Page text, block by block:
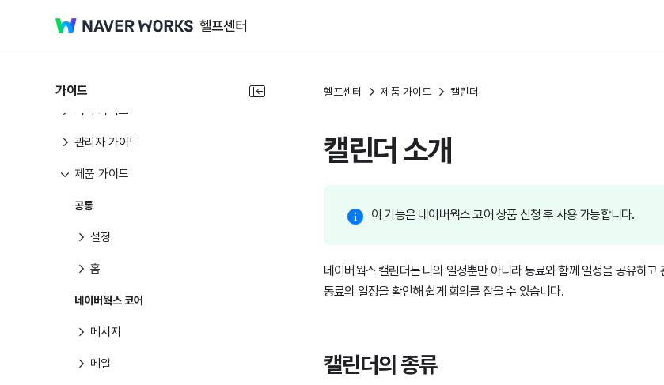
가이드
시작 가이드
관리자 가이드
제품 가이드
공통
설정
홈
네이버웍스 코어
메시지
메일
헬프센터 제품 가이드 캘린더
캘린더 소개
이 기능은 네이버웍스 코어 상품 신청 후 사용 가능합니다.
네이버웍스 캘린더는 나의 일정뿐만 아니라 동료와 함께 일정을 공유하고
동료의 일정을 확인해 쉽게 회의를 잡을 수 있습니다.
캘린더의 종류